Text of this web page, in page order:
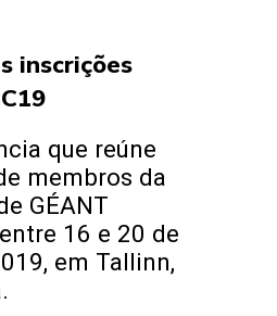
inscrições
que reúne
membros da
GÉANT
16 e 20 de
em Tallinn,